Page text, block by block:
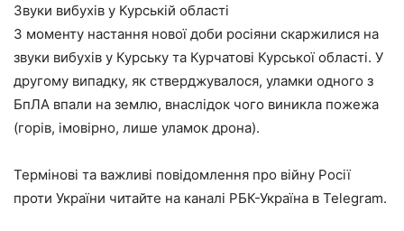
Звуки вибухів у Курській області
З моменту настання нової доби росіяни скаржилися на
звуки вибухів у Курську та Курчатові Курської області. У
другому випадку, як стверджувалося, уламки одного з
БпЛА впали на землю, внаслідок чого виникла пожежа
(горів, імовірно, лише уламок дрона).
Термінові та важливі повідомлення про війну Росії
проти України читайте на каналі РБК-Україна в Telegram.